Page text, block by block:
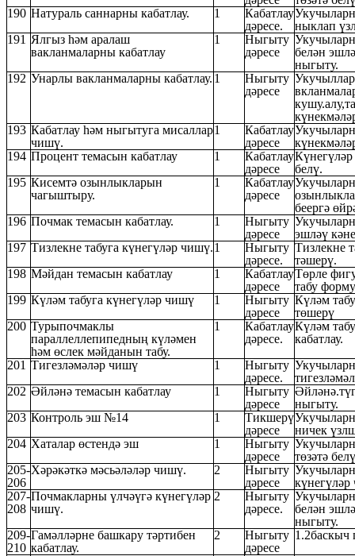
190 Натураль саннарны кабатлау. 1
Кабатлау
дәресе.
ныклап
191 Ялгыз һәм аралаш
вакланмаларны кабатлау
1
Ныгыту
дәресе
белән
ныгыту.
192 Унарлы вакланмаларны кабатлау. 1
Ныгыту
дәресе
193 Кабатлау һәм ныгытуга мисаллар
чишү.
1
Кабатлау
дәресе
194 Процент темасын кабатлау 1
Кабатлау
дәресе
белү.
195 Кисемтә озынлыкларын
чагыштыру.
1
Кабатлау
дәресе
беергә
196 Почмак темасын кабатлау. 1
Ныгыту
дәресе
эшләү
197 Тизлекне табуга күнегүләр чишү.1
Ныгыту
дәресе.
Тизлекне
тәшерү.
198 Мәйдан темасын кабатлау 1
Кабатлау
дәресе
Төрле
табу
199 Күләм табуга күнегүләр чишү 1
Ныгыту
дәресе
Күләм
төшерү
200 Турыпочмаклы
параллеллепипедның күләмен
һәм өслек мәйданын табу.
1
Кабатлау
дәресе.
Күләм
кабатлау.
201 Тигезләмәләр чишү 1
Ныгыту
дәресе.
202 Әйләнә темасын кабатлау 1
Ныгыту
дәресе
ныгыту.
203 Контроль эш №14 1
Тикшерү
дәресе
ничек
204 Хаталар өстендә эш 1
Ныгыту
дәресе
төзәтә
205-
206
Хәрәкәткә мәсьәләләр чишү. 2
Ныгыту
дәресе
207-
208
Почмакларны үлчәүгә күнегүләр
чишү.
2
Ныгыту
дәресе.
белән
ныгыту.
209-
210
Гамәлләрне башкару тәртибен
кабатлау.
2
Ныгыту
дәресе
1.2баскыч